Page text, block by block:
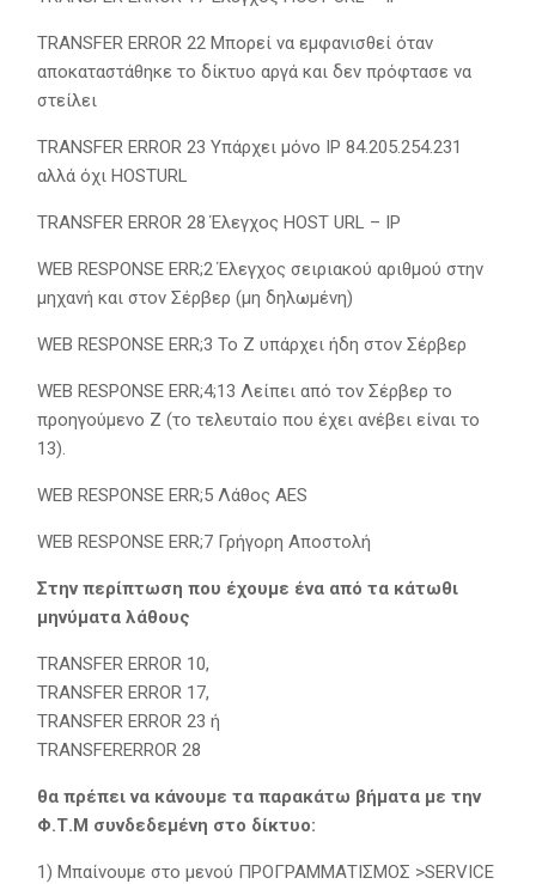
TRANSFER ERROR 22 Μπορεί να εμφανισθεί όταν
αποκαταστάθηκε το δίκτυο αργά και δεν πρόφτασε να
στείλει
TRANSFER ERROR 23 Υπάρχει μόνο IP 84.205.254.231
αλλά όχι HOSTURL
TRANSFER ERROR 28 Έλεγχος HOST URL – IP
WEB RESPONSE ERR;2 Έλεγχος σειριακού αριθμού στην
μηχανή και στον Σέρβερ (μη δηλωμένη)
WEB RESPONSE ERR;3 Το Ζ υπάρχει ήδη στον Σέρβερ
WEB RESPONSE ERR;4;13 Λείπει από τον Σέρβερ το
προηγούμενο Ζ (το τελευταίο που έχει ανέβει είναι το
13).
WEB RESPONSE ERR;5 Λάθος ΑΕS
WEB RESPONSE ERR;7 Γρήγορη Αποστολή
Στην περίπτωση που έχουμε ένα από τα κάτωθι
μηνύματα λάθους
TRANSFER ERROR 10,
TRANSFER ERROR 17,
TRANSFER ERROR 23 ή
TRANSFERERROR 28
θα πρέπει να κάνουμε τα παρακάτω βήματα με την
Φ.Τ.Μ συνδεδεμένη στο δίκτυο:
1) Μπαίνουμε στο μενού ΠΡΟΓΡΑΜΜΑΤΙΣΜΟΣ >SERVICE